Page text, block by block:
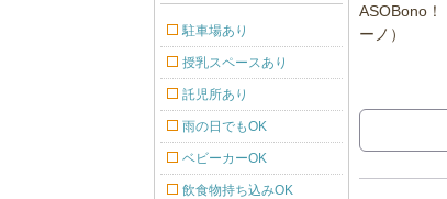
駐車場あり
授乳スペースあり
託児所あり
雨の日でもOK
ベビーカーOK
飲食物持ち込みOK